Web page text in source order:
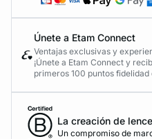
Únete a Etam Connect
Ventajas exclusivas y
¡Únete a Etam Connect y
primeros 100 puntos fidelidad
La creación de
Un compromiso de